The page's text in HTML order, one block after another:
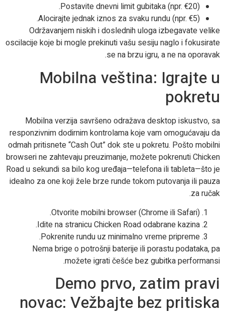
Postavite dnevni limit gubitaka (npr. €20).
Alocirajte jednak iznos za svaku rundu (npr. €5).
Održavanjem niskih i doslednih uloga izbegavate velike
oscilacije koje bi mogle prekinuti vašu sesiju naglo i fokusirate
se na brzu igru, a ne na oporavak.
Mobilna veština: Igrajte u
pokretu
Mobilna verzija savršeno odražava desktop iskustvo, sa
responzivnim dodirnim kontrolama koje vam omogućavaju da
odmah pritisnete “Cash Out” dok ste u pokretu. Pošto mobilni
browseri ne zahtevaju preuzimanje, možete pokrenuti Chicken
Road u sekundi sa bilo kog uređaja—telefona ili tableta—što je
idealno za one koji žele brze runde tokom putovanja ili pauza
za ručak.
Otvorite mobilni browser (Chrome ili Safari).
Idite na stranicu Chicken Road odabrane kazina.
Pokrenite rundu uz minimalno vreme pripreme.
Nema brige o potrošnji baterije ili porastu podataka, pa
možete igrati češće bez gubitka performansi.
Demo prvo, zatim pravi
novac: Vežbajte bez pritiska